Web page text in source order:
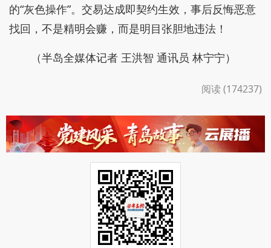
的“灰色操作”。交易达成即契约生效，事后反悔恶意
找回，不是精明会赚，而是明目张胆地违法！
（半岛全媒体记者 王洪智 通讯员 林宁宁）
阅读 (174237)